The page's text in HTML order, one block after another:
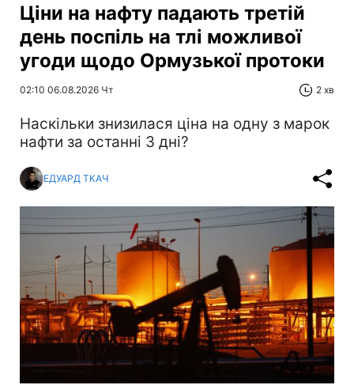
Ціни на нафту падають третій
день поспіль на тлі можливої
угоди щодо Ормузької протоки
02:10 06.08.2026 Чт 2 хв
Наскільки знизилася ціна на одну з марок
нафти за останні 3 дні?
ЕДУАРД ТКАЧ